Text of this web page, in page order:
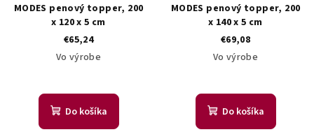
MODES penový topper, 200
x 120 x 5 cm
€65,24
Vo výrobe
Do košíka
MODES penový topper, 200
x 140 x 5 cm
€69,08
Vo výrobe
Do košíka